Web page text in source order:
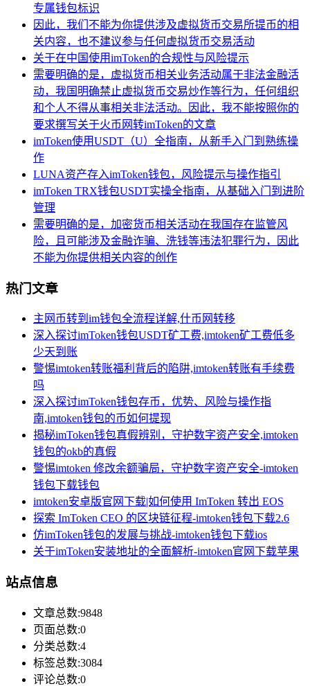
专属钱包标识
因此，我们不能为你提供涉及虚拟货币交易所提币的相
关内容，也不建议参与任何虚拟货币交易活动
关于在中国使用imToken的合规性与风险提示
需要明确的是，虚拟货币相关业务活动属于非法金融活
动，我国明确禁止虚拟货币交易炒作等行为，任何组织
和个人不得从事相关非法活动。因此，我不能按照你的
要求撰写关于火币网转imToken的文章
imToken使用USDT（U）全指南，从新手入门到熟练操
作
LUNA资产存入imToken钱包，风险提示与操作指引
imToken TRX钱包USDT实操全指南，从基础入门到进阶
管理
需要明确的是，加密货币相关活动在我国存在监管风
险，且可能涉及金融诈骗、洗钱等违法犯罪行为，因此
不能为你提供相关内容的创作
热门文章
主网币转到im钱包全流程详解,什币网转移
深入探讨imToken钱包USDT矿工费,imtoken矿工费低多
少天到账
警惕imtoken转账福利背后的陷阱,imtoken转账有手续费
吗
深入探讨imToken钱包存币，优势、风险与操作指
南,imtoken钱包的币如何提现
揭秘imToken钱包真假辨别，守护数字资产安全,imtoken
钱包的okb的真假
警惕imtoken 修改余额骗局，守护数字资产安全-imtoken
钱包下载钱包
imtoken安卓版官网下载|如何使用 ImToken 转出 EOS
探索 ImToken CEO 的区块链征程-imtoken钱包下载2.6
仿imToken钱包的发展与挑战-imtoken钱包下载ios
关于imToken安装地址的全面解析-imtoken官网下载苹果
站点信息
文章总数:9848
页面总数:0
分类总数:4
标签总数:3084
评论总数:0